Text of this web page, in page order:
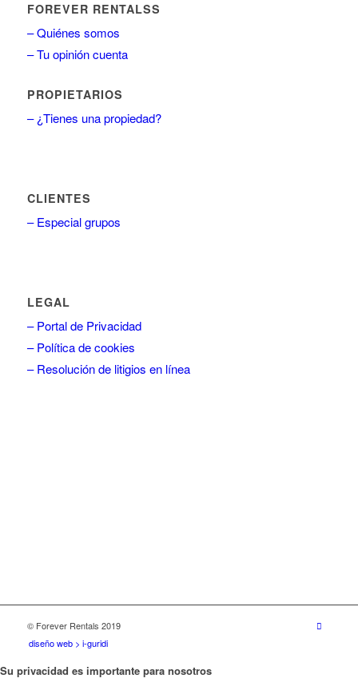
FOREVER RENTALSS
– Quiénes somos
– Tu opinión cuenta
PROPIETARIOS
– ¿Tienes una propiedad?
CLIENTES
– Especial grupos
LEGAL
– Portal de Privacidad
– Política de cookies
– Resolución de litigios en línea
© Forever Rentals 2019
diseño web > i-guridi
Su privacidad es importante para nosotros